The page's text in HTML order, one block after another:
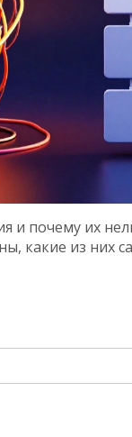
почему их
какие из них